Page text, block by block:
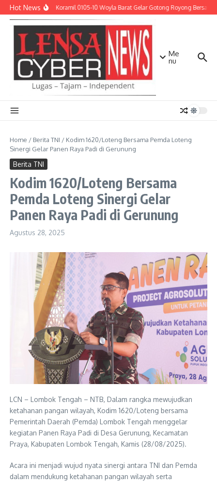
Lewati ke konten
Hot NewsBabinsa Koramil 0105-10 Woyla Barat Gelar Gotong Royong Bersama
Me
nu
Home / Berita TNI / Kodim 1620/Loteng Bersama Pemda Loteng
Sinergi Gelar Panen Raya Padi di Gerunung
Berita TNI
Kodim 1620/Loteng Bersama
Pemda Loteng Sinergi Gelar
Panen Raya Padi di Gerunung
Agustus 28, 2025
LCN – Lombok Tengah – NTB, Dalam rangka mewujudkan
ketahanan pangan wilayah, Kodim 1620/Loteng bersama
Pemerintah Daerah (Pemda) Lombok Tengah menggelar
kegiatan Panen Raya Padi di Desa Gerunung, Kecamatan
Praya, Kabupaten Lombok Tengah, Kamis (28/08/2025).
Acara ini menjadi wujud nyata sinergi antara TNI dan Pemda
dalam mendukung ketahanan pangan wilayah serta